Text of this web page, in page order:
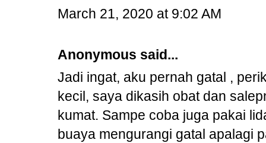
March 21, 2020 at 9:02 AM
Anonymous said...
Jadi ingat, aku pernah gatal ,
kecil, saya dikasih obat dan
kumat. Sampe coba juga pakai
buaya mengurangi gatal apalagi